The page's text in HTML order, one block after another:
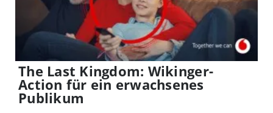
The Last Kingdom: Wikinger-
Action für ein erwachsenes
Publikum